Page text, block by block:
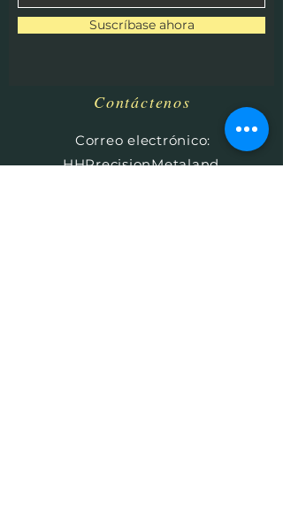
Suscríbase ahora
Contáctenos
Correo electrónico:
HHPrecisionMetaland